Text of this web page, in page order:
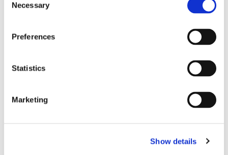
Selection
Necessary
Preferences
Statistics
Marketing
Show details
Blå genväg ska bana väg för
autonoma färjor